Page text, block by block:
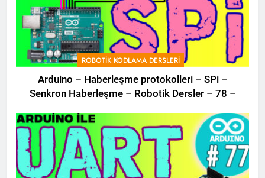
ROBOTIK KODLAMA DERSLERI
Arduino – Haberleşme protokolleri – SPi –
Senkron Haberleşme – Robotik Dersler – 78 –